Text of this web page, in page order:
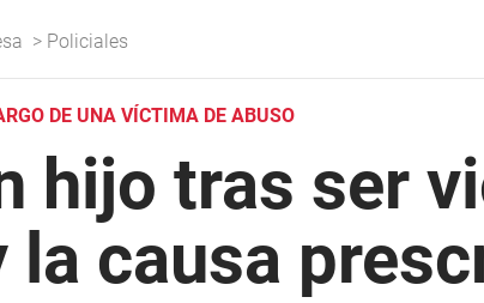
> Policiales
DE UNA VÍCTIMA DE ABUSO
hijo tras ser
la causa